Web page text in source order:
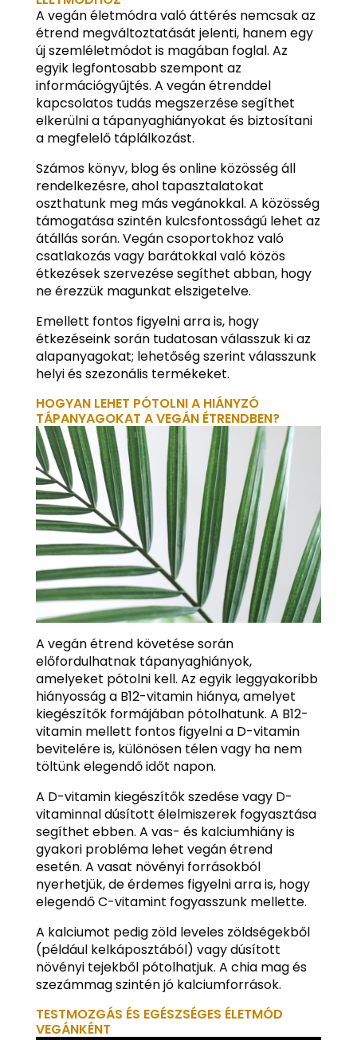
A vegán életmódra való áttérés nemcsak az
étrend megváltoztatását jelenti, hanem egy
új szemléletmódot is magában foglal. Az
egyik legfontosabb szempont az
információgyűjtés. A vegán étrenddel
kapcsolatos tudás megszerzése segíthet
elkerülni a tápanyaghiányokat és biztosítani
a megfelelő táplálkozást.
Számos könyv, blog és online közösség áll
rendelkezésre, ahol tapasztalatokat
oszthatunk meg más vegánokkal. A közösség
támogatása szintén kulcsfontosságú lehet az
átállás során. Vegán csoportokhoz való
csatlakozás vagy barátokkal való közös
étkezések szervezése segíthet abban, hogy
ne érezzük magunkat elszigetelve.
Emellett fontos figyelni arra is, hogy
étkezéseink során tudatosan válasszuk ki az
alapanyagokat; lehetőség szerint válasszunk
helyi és szezonális termékeket.
HOGYAN LEHET PÓTOLNI A HIÁNYZÓ
TÁPANYAGOKAT A VEGÁN ÉTRENDBEN?
A vegán étrend követése során
előfordulhatnak tápanyaghiányok,
amelyeket pótolni kell. Az egyik leggyakoribb
hiányosság a B12-vitamin hiánya, amelyet
kiegészítők formájában pótolhatunk. A B12-
vitamin mellett fontos figyelni a D-vitamin
bevitelére is, különösen télen vagy ha nem
töltünk elegendő időt napon.
A D-vitamin kiegészítők szedése vagy D-
vitaminnal dúsított élelmiszerek fogyasztása
segíthet ebben. A vas- és kalciumhiány is
gyakori probléma lehet vegán étrend
esetén. A vasat növényi forrásokból
nyerhetjük, de érdemes figyelni arra is, hogy
elegendő C-vitamint fogyasszunk mellette.
A kalciumot pedig zöld leveles zöldségekből
(például kelkáposztából) vagy dúsított
növényi tejekből pótolhatjuk. A chia mag és
szezámmag szintén jó kalciumforrások.
TESTMOZGÁS ÉS EGÉSZSÉGES ÉLETMÓD
VEGÁNKÉNT